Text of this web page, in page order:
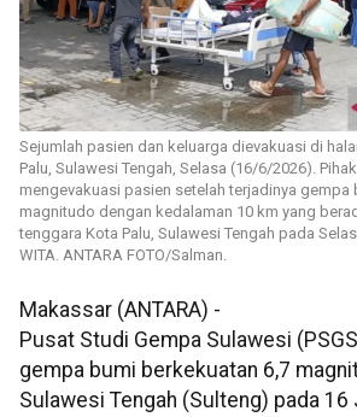
Sejumlah pasien dan keluarga dievakuasi di
Palu, Sulawesi Tengah, Selasa (16/6/2026).
mengevakuasi pasien setelah terjadinya gempa
magnitudo dengan kedalaman 10 km yang
tenggara Kota Palu, Sulawesi Tengah pada
WITA. ANTARA FOTO/Salman.
Makassar (ANTARA) -
Pusat Studi Gempa Sulawesi
gempa bumi berkekuatan 6,7
Sulawesi Tengah (Sulteng) pada